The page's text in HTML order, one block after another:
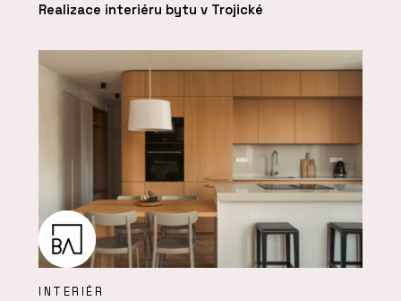
Realizace interiéru bytu v Trojické
INTERIÉR